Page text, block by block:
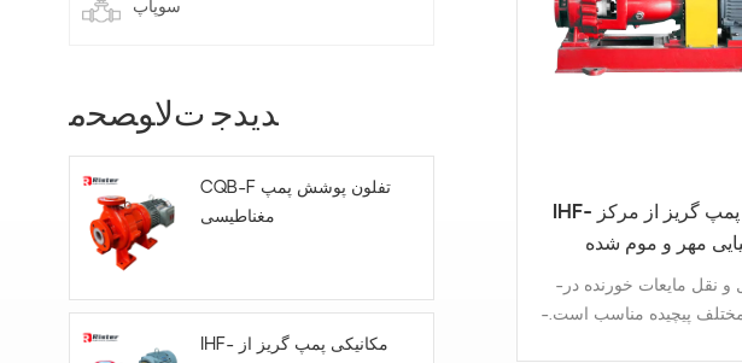
IHF- مکانیکی پمپ گریز از مرکز
مهر و موم شده
-برای حمل و نقل مایعات خورنده در
پیچیده مناسب است.-
سوپاپ
ﺪﯾﺪﺟ ﺕﻻ ﻮﺼﺤﻣ
CQB-F تفلون پوشش پمپ
مغناطیسی
IHF- مکانیکی پمپ گریز از